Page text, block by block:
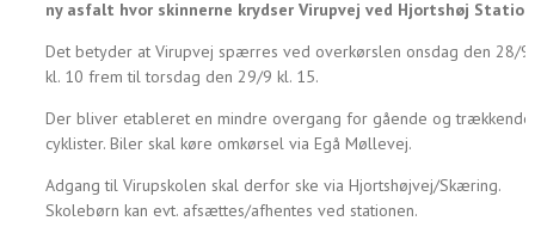
ny asfalt hvor skinnerne krydser Virupvej ved Hjortshøj
Det betyder at Virupvej spærres ved overkørslen onsdag den 28/9
kl. 10 frem til torsdag den 29/9 kl. 15.
Der bliver etableret en mindre overgang for gående og trækkende
cyklister. Biler skal køre omkørsel via Egå Møllevej.
Adgang til Virupskolen skal derfor ske via Hjortshøjvej/Skæring.
Skolebørn kan evt. afsættes/afhentes ved stationen.